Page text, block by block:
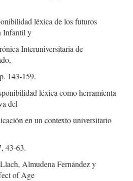
léxica de los futuros
Infantil y
Interuniversitaria de
143-159.
léxica como herramienta
del
en un contexto universitario
43-63.
Almudena Fernández y
of Age